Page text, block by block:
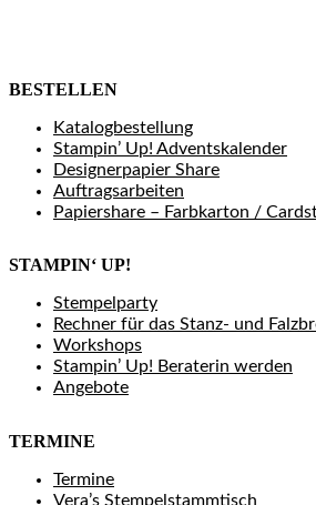
BESTELLEN
Katalogbestellung
Stampin’ Up! Adventskalender
Designerpapier Share
Auftragsarbeiten
Papiershare – Farbkarton /
STAMPIN‘ UP!
Stempelparty
Rechner für das Stanz- und
Workshops
Stampin’ Up! Beraterin werden
Angebote
TERMINE
Termine
Vera’s Stempelstammtisch